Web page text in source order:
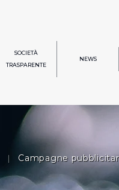
SOCIETÀ
TRASPARENTE
NEWS
| Campagne